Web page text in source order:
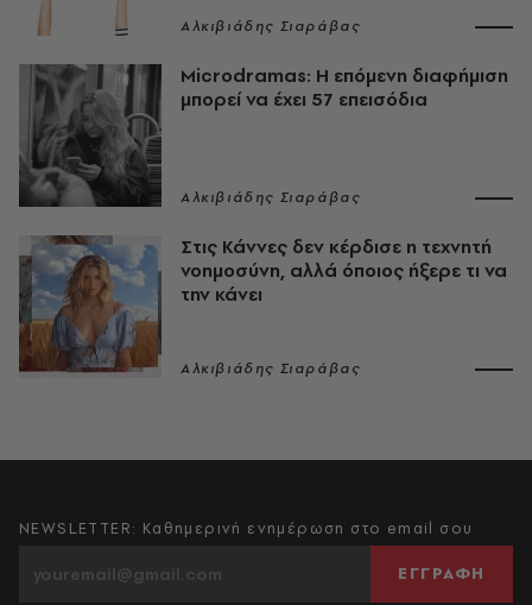
Αλκιβιάδης Σιαράβας
Microdramas: Η επόμενη διαφήμιση
μπορεί να έχει 57 επεισόδια
Αλκιβιάδης Σιαράβας
Στις Κάννες δεν κέρδισε η τεχνητή
νοημοσύνη, αλλά όποιος ήξερε τι να
την κάνει
Αλκιβιάδης Σιαράβας
NEWSLETTER: Καθημερινή ενημέρωση στο email σου
ΕΓΓΡΑΦΗ